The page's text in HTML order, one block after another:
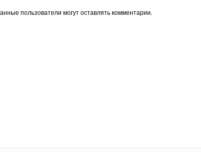
пользователи могут оставлять комментарии.